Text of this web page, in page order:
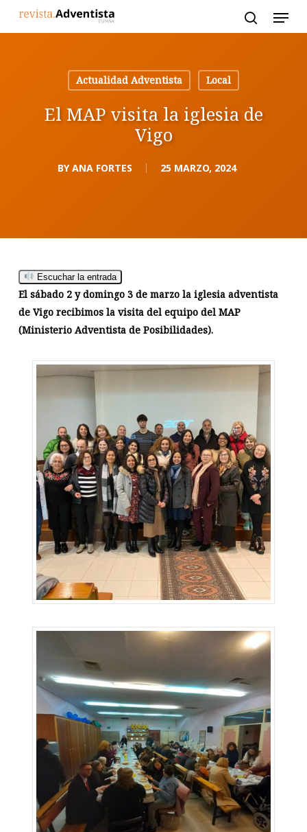
Actualidad Adventista
Local
El MAP visita la iglesia de
Vigo
BY ANA FORTES 25 MARZO, 2024
Escuchar la entrada
El sábado 2 y domingo 3 de marzo la iglesia adventista
de Vigo recibimos la visita del equipo del MAP
(Ministerio Adventista de Posibilidades).